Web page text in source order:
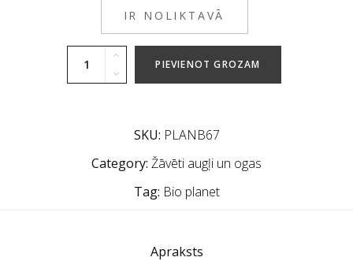
IR NOLIKTAVĀ
PIEVIENOT GROZAM
SKU: PLANB67
Category: Žāvēti augļi un ogas
Tag: Bio planet
Apraksts